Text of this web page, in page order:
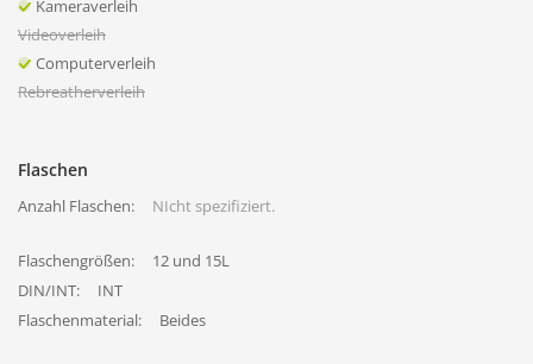
Kameraverleih
Videoverleih
Computerverleih
Rebreatherverleih
Flaschen
Anzahl Flaschen: NIcht spezifiziert.
Flaschengrößen:
12 und 15L
DIN/INT:
INT
Flaschenmaterial:
Beides